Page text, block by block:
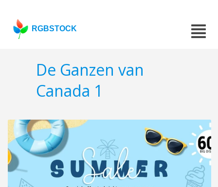
RGBSTOCK
De Ganzen van
Canada 1